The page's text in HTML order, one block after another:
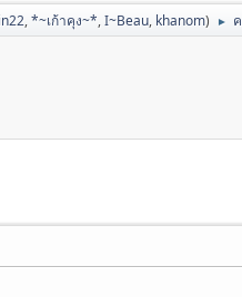
,*~เก้าคุง~*,I~Beau, khanom) ►